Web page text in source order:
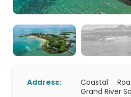
Address:
Coastal
Grand River